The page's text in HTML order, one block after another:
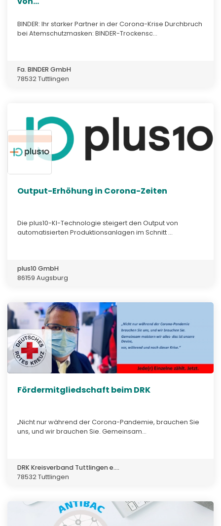
BINDER: Ihr starker Partner in der Corona-Krise Durchbruch
bei Atemschutzmasken: BINDER-Trockensc...
Fa. BINDER GmbH
78532 Tuttlingen
Output-Erhöhung in Corona-Zeiten
Die plus10-KI-Technologie steigert den Output von
automatisierten Produktionsanlagen im Schnitt ...
plus10 GmbH
86159 Augsburg
Fördermitgliedschaft beim DRK
„Nicht nur während der Corona-Pandemie, brauchen Sie
uns, und wir brauchen Sie. Gemeinsam...
DRK Kreisverband Tuttlingen e....
78532 Tuttlingen